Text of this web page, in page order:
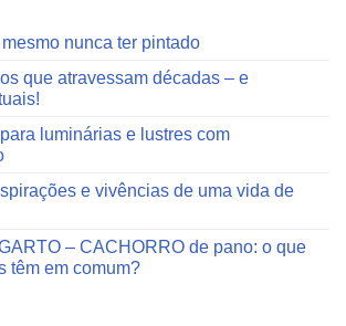
nunca ter pintado
que atravessam décadas – e
luminárias e lustres com
e vivências de uma vida de
– CACHORRO de pano: o que
têm em comum?